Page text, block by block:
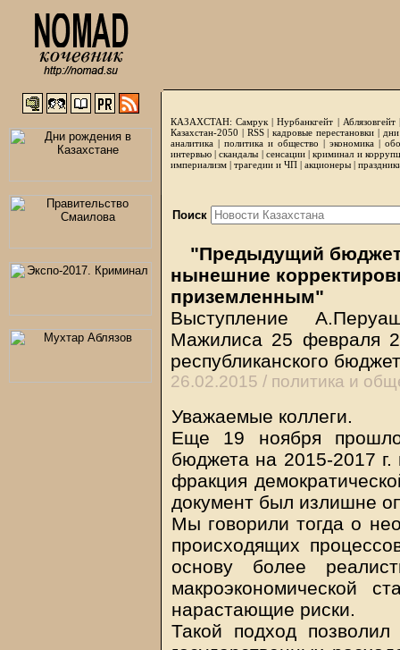
КАЗАХСТАН: Самрук |Нурбанкгейт | Аблязовгейт
Казахстан-2050 | RSS|кадровые перестановки|
аналитика | политика и общество | экономика |
интервью |скандалы | сенсации|криминал и
империализм | трагедии и ЧП | акционеры |
Поиск
"Предыдущий
нынешние
приземленным"
Выступление
Мажилиса 25 февраля
республиканского
26.02.2015 / политика и
Уважаемые коллеги.
Еще 19 ноября
бюджета на 2015-2017
фракция
документ был излишне
Мы говорили тогда о
происходящих
основу более
макроэкономической
нарастающие риски.
Такой подход